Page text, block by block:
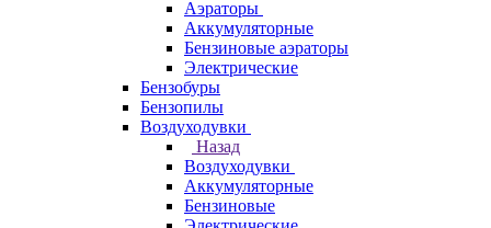
Аэраторы
Аккумуляторные
Бензиновые аэраторы
Электрические
Бензобуры
Бензопилы
Воздуходувки
Назад
Воздуходувки
Аккумуляторные
Бензиновые